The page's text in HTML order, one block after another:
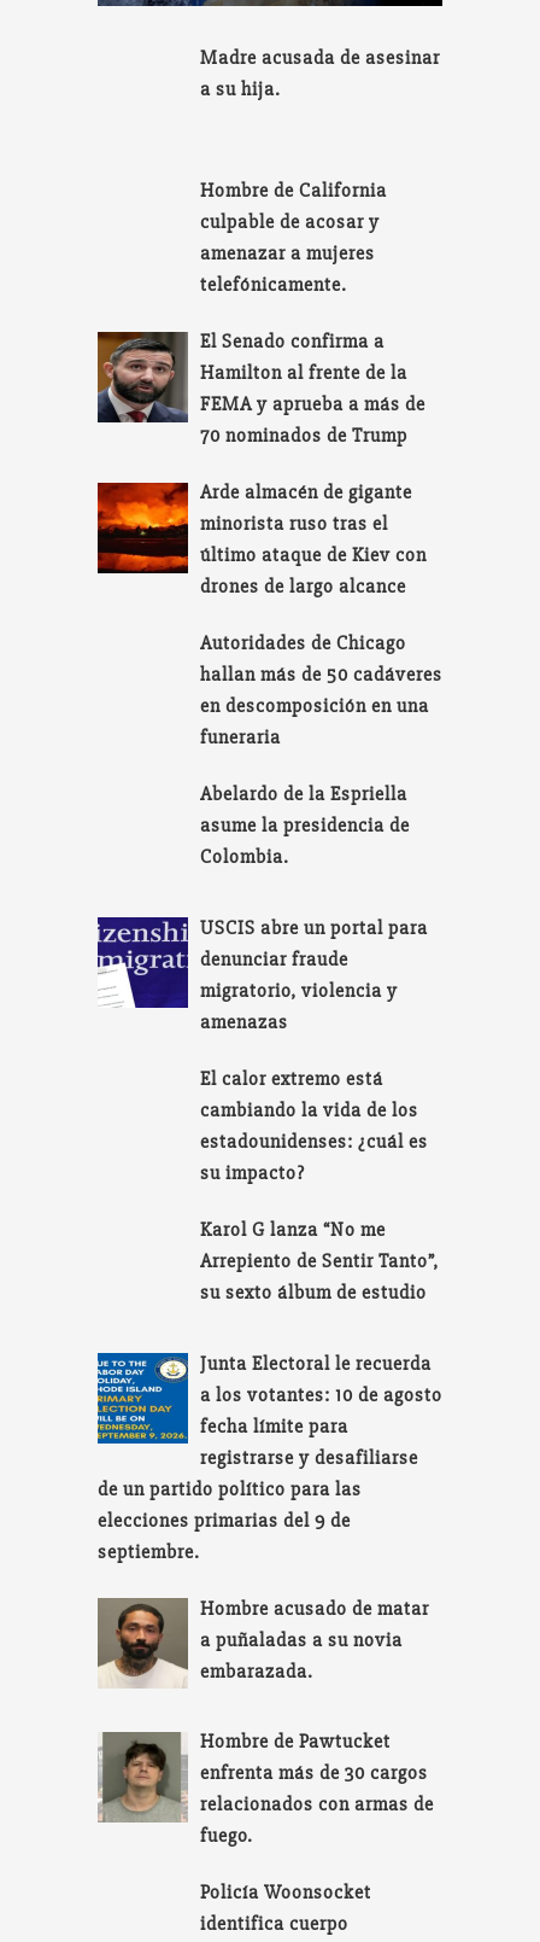
Madre acusada de asesinar
a su hija.
Hombre de California
culpable de acosar y
amenazar a mujeres
telefónicamente.
El Senado confirma a
Hamilton al frente de la
FEMA y aprueba a más de
70 nominados de Trump
Arde almacén de gigante
minorista ruso tras el
último ataque de Kiev con
drones de largo alcance
Autoridades de Chicago
hallan más de 50 cadáveres
en descomposición en una
funeraria
Abelardo de la Espriella
asume la presidencia de
Colombia.
USCIS abre un portal para
denunciar fraude
migratorio, violencia y
amenazas
El calor extremo está
cambiando la vida de los
estadounidenses: ¿cuál es
su impacto?
Karol G lanza “No me
Arrepiento de Sentir Tanto”,
su sexto álbum de estudio
Junta Electoral le recuerda
a los votantes: 10 de agosto
fecha límite para
registrarse y desafiliarse
de un partido político para las
elecciones primarias del 9 de
septiembre.
Hombre acusado de matar
a puñaladas a su novia
embarazada.
Hombre de Pawtucket
enfrenta más de 30 cargos
relacionados con armas de
fuego.
Policía Woonsocket
identifica cuerpo